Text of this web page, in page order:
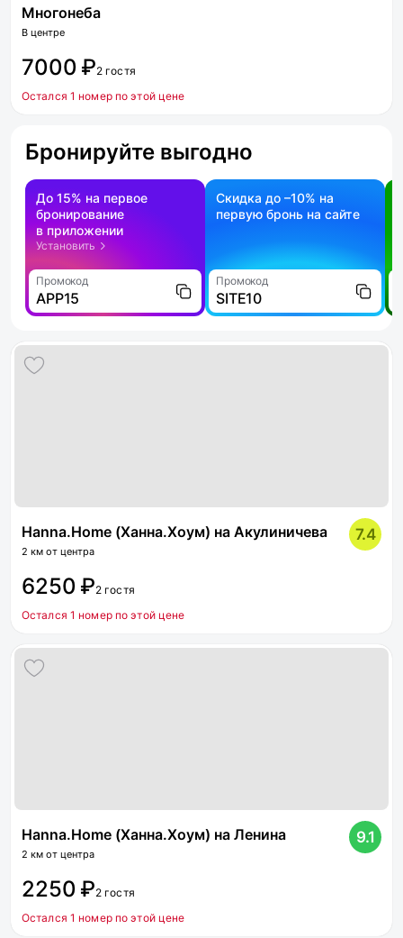
Многонеба
В центре
7000 ₽2 гостя
Остался 1 номер по этой цене
Бронируйте выгодно
До 15% на первое
бронирование
в приложении
Установить
Промокод
APP15
Скидка до –10% на
первую бронь на сайте
Промокод
SITE10
Hanna.Home (Ханна.Хоум) на Акулиничева
2 км от центра
7.4
6250 ₽2 гостя
Остался 1 номер по этой цене
Hanna.Home (Ханна.Хоум) на Ленина
2 км от центра
9.1
2250 ₽2 гостя
Остался 1 номер по этой цене